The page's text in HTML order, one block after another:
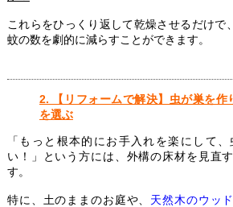
これらをひっくり返して乾燥させるだけで
蚊の数を劇的に減らすことができます。
2. 【リフォームで解決】虫が巣を作
を選ぶ
「もっと根本的にお手入れを楽にして
い！」という方には、外構の床材を見直
す。
特に、土のままのお庭や、 天然木のウッ